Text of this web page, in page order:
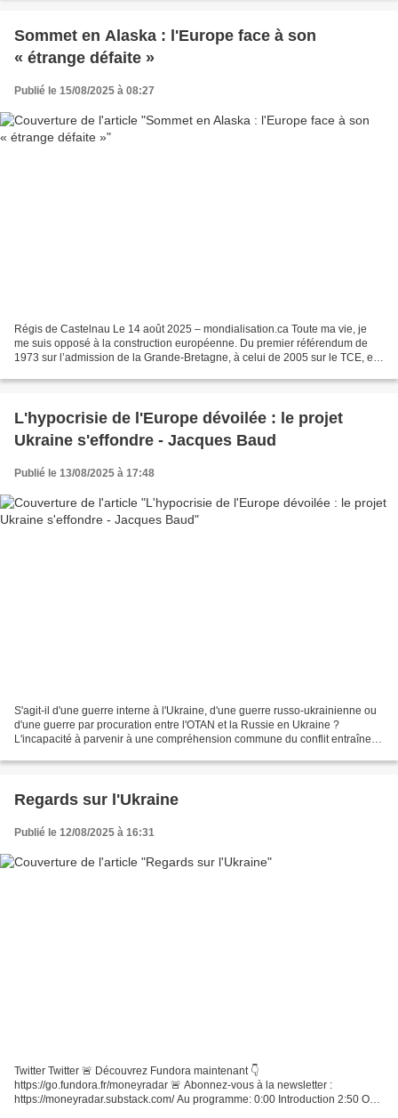
Sommet en Alaska : l'Europe face à son
« étrange défaite »
Publié le 15/08/2025 à 08:27
Régis de Castelnau Le 14 août 2025 – mondialisation.ca Toute ma vie, je
me suis opposé à la construction européenne. Du premier référendum de
1973 sur l’admission de la Grande-Bretagne, à celui de 2005 sur le TCE, en
L'hypocrisie de l'Europe dévoilée : le projet
Ukraine s'effondre - Jacques Baud
Publié le 13/08/2025 à 17:48
S'agit-il d'une guerre interne à l'Ukraine, d'une guerre russo-ukrainienne ou
d'une guerre par procuration entre l'OTAN et la Russie en Ukraine ?
L'incapacité à parvenir à une compréhension commune du conflit entraîne
Regards sur l'Ukraine
Publié le 12/08/2025 à 16:31
Twitter Twitter 🚨 Découvrez Fundora maintenant 👇
https://go.fundora.fr/moneyradar 🚨 Abonnez-vous à la newsletter :
https://moneyradar.substack.com/ Au programme: 0:00 Introduction 2:50 Où